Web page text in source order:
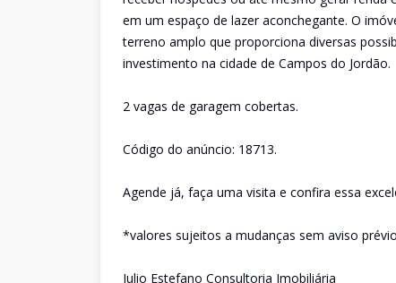
em um espaço de lazer aconchegante. O
terreno amplo que proporciona diversas
investimento na cidade de Campos do Jordão.
2 vagas de garagem cobertas.
Código do anúncio: 18713.
Agende já, faça uma visita e confira essa
*valores sujeitos a mudanças sem aviso
Julio Estefano Consultoria Imobiliária